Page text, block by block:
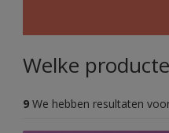
Welke
9 We hebben resultaten